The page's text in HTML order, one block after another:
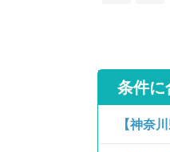
条件に